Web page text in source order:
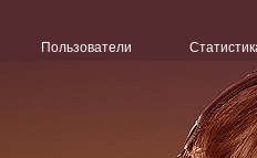
Пользователи